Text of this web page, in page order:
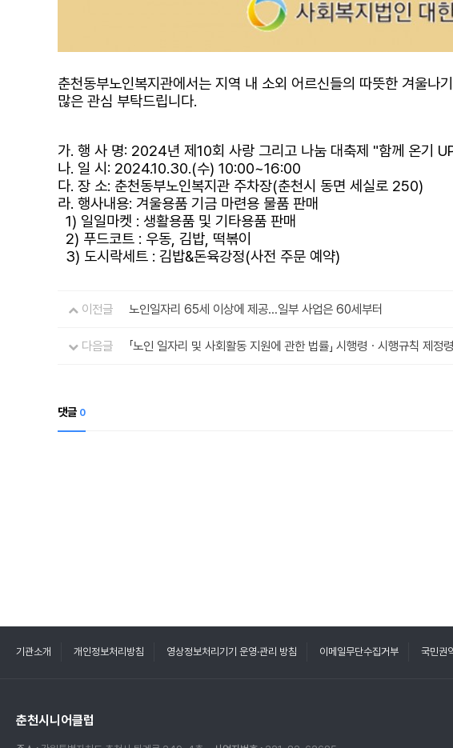
춘천동부노인복지관에서는 지역 내 소외 어르신들의 따뜻한 겨울
많은 관심 부탁드립니다.
가. 행 사 명: 2024년 제10회 사랑 그리고 나눔 대축제 "함께 온기
나. 일 시: 2024.10.30.(수) 10:00~16:00
다. 장 소: 춘천동부노인복지관 주차장(춘천시 동면 세실로 250)
라. 행사내용: 겨울용품 기금 마련용 물품 판매
1) 일일마켓 : 생활용품 및 기타용품 판매
2) 푸드코트 : 우동, 김밥, 떡볶이
3) 도시락세트 : 김밥&돈육강정(사전 주문 예약)
이전글 노인일자리 65세 이상에 제공…일부 사업은 60세부터
다음글 「노인 일자리 및 사회활동 지원에 관한 법률」 시행령ㆍ시행규칙 제정
댓글 0
기관소개 개인정보처리방침 영상정보처리기기 운영·관리 방침 이메일무단수집거부 국민권
춘천시니어클럽